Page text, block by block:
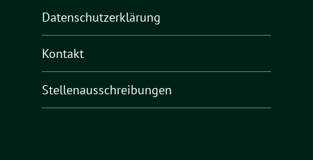
Datenschutzerklärung
Kontakt
Stellenausschreibungen